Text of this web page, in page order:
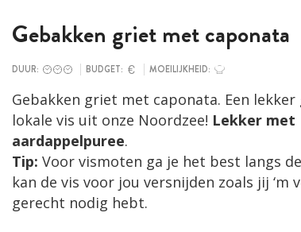
Gebakken griet met caponata
DUUR: BUDGET: MOEILIJKHEID:
Gebakken griet met caponata. Een
lokale vis uit onze Noordzee! Lekker met
aardappelpuree.
Tip: Voor vismoten ga je het best langs
kan de vis voor jou versnijden zoals jij ‘m
gerecht nodig hebt.